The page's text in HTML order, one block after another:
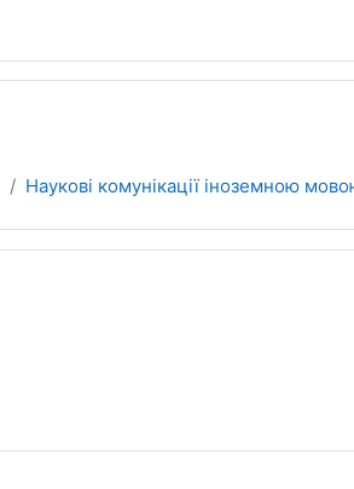
Наукові комунікації іноземною